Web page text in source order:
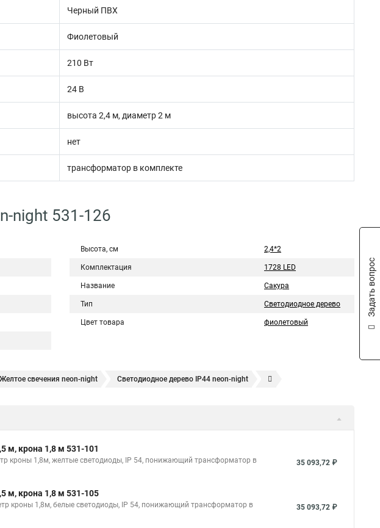
Черный ПВХ
Фиолетовый
210 Вт
24 В
высота 2,4 м, диаметр 2 м
нет
трансформатор в комплекте
night 531-126
Высота, см 2,4*2
Комплектация 1728 LED
Название Сакура
Тип Светодиодное дерево
Цвет товара фиолетовый
свечения neon-night Светодиодное дерево IP44 neon-night
м, крона 1,8 м 531-101
кроны 1,8м, желтые светодиоды, IP 54, понижающий трансформатор в
35 093,72 ₽
м, крона 1,8 м 531-105
кроны 1,8м, белые светодиоды, IP 54, понижающий трансформатор в
35 093,72 ₽
Задать вопрос